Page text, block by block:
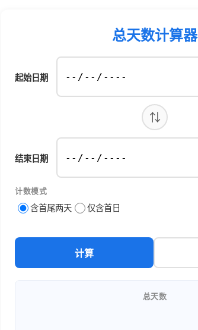
总天数计算器
起始日期
⇅
结束日期
计数模式
含首尾两天 仅含首日
计算
总天数